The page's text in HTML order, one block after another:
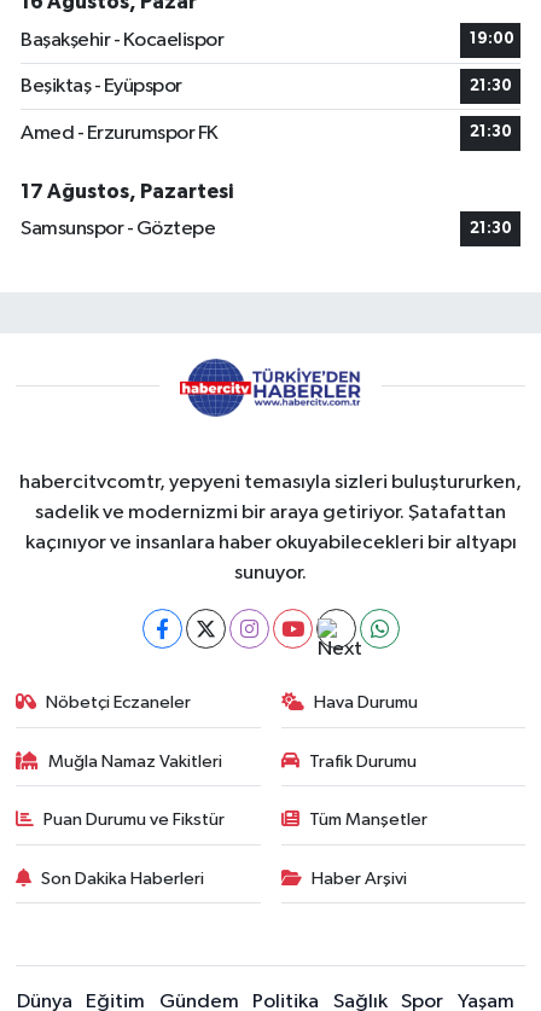
Başakşehir - Kocaelispor
19:00
Beşiktaş - Eyüpspor 21:30
Amed - Erzurumspor FK 21:30
17 Ağustos, Pazartesi
Samsunspor - Göztepe
21:30
habercitvcomtr, yepyeni temasıyla sizleri buluştururken,
sadelik ve modernizmi bir araya getiriyor. Şatafattan
kaçınıyor ve insanlara haber okuyabilecekleri bir altyapı
sunuyor.
Nöbetçi Eczaneler Hava Durumu
Muğla Namaz Vakitleri Trafik Durumu
Puan Durumu ve Fikstür Tüm Manşetler
Son Dakika Haberleri Haber Arşivi
Dünya Eğitim Gündem Politika Sağlık Spor Yaşam